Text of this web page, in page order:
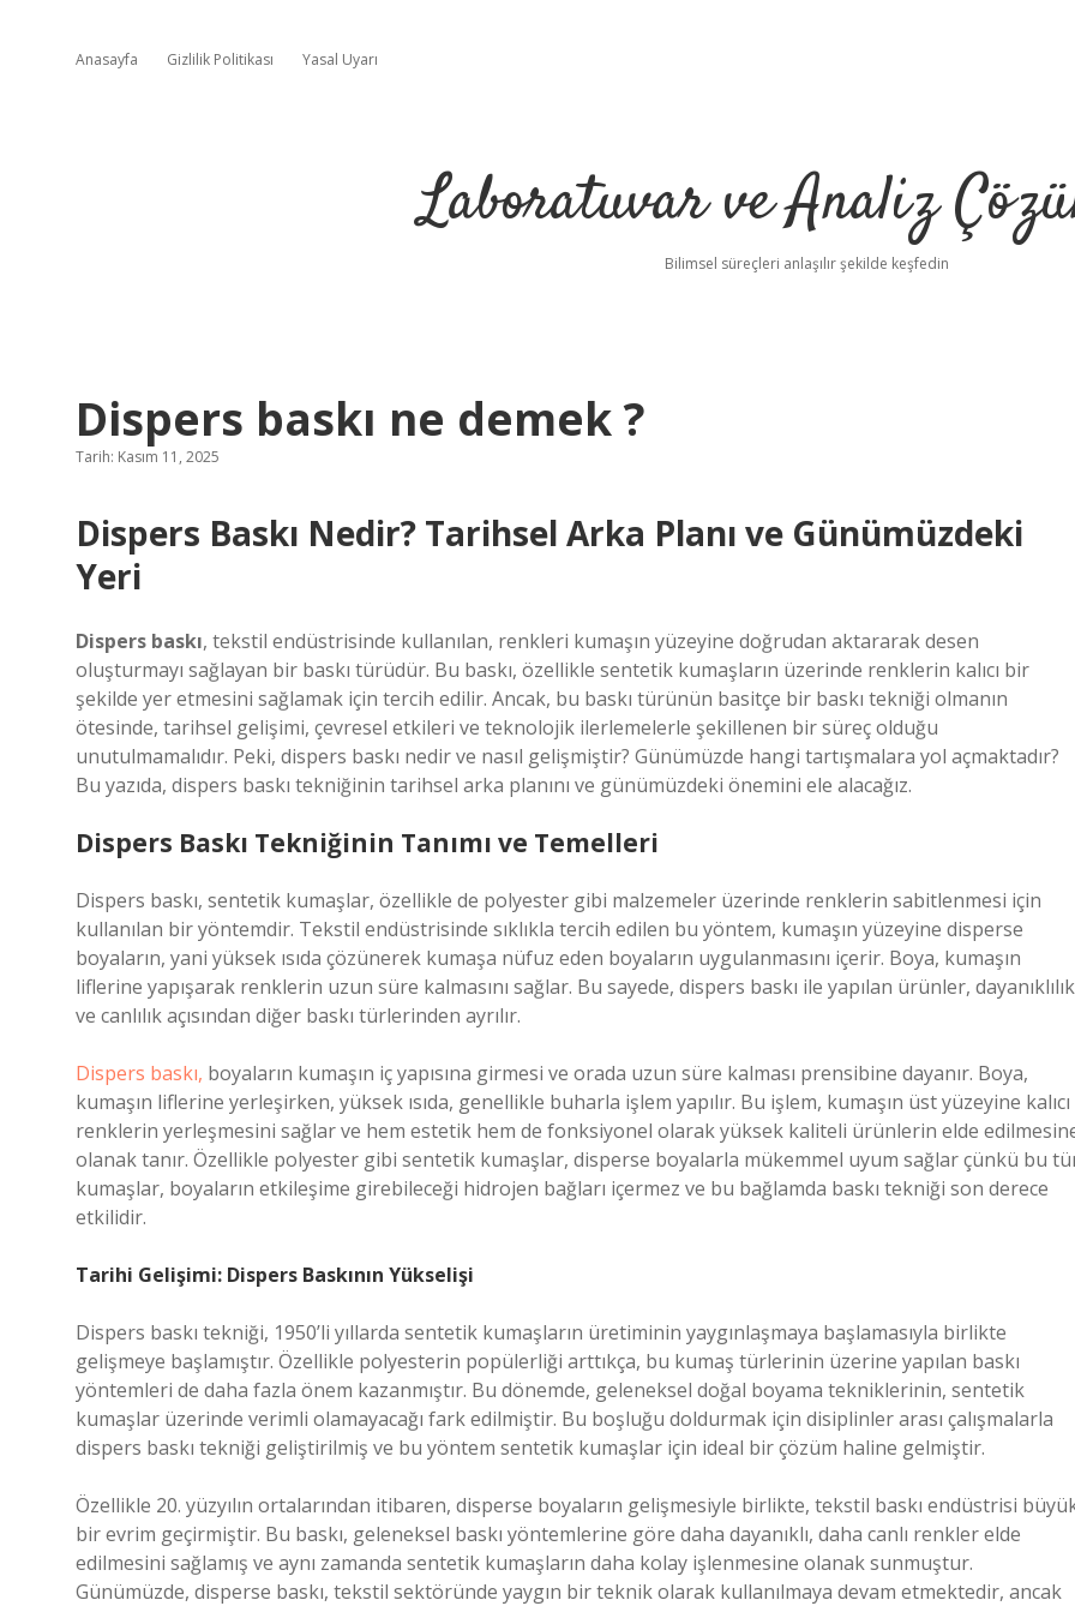
Anasayfa Gizlilik Politikası Yasal Uyarı
Laboratuvar ve Analiz
Bilimsel süreçleri anlaşılır şekilde keşfedin
Dispers baskı ne demek ?
Tarih: Kasım 11, 2025
Dispers Baskı Nedir? Tarihsel Arka Planı ve Günümüzdeki
Yeri
Dispers baskı, tekstil endüstrisinde kullanılan, renkleri kumaşın yüzeyine doğrudan aktararak desen
oluşturmayı sağlayan bir baskı türüdür. Bu baskı, özellikle sentetik kumaşların üzerinde renklerin kalıcı bir
şekilde yer etmesini sağlamak için tercih edilir. Ancak, bu baskı türünün basitçe bir baskı tekniği olmanın
ötesinde, tarihsel gelişimi, çevresel etkileri ve teknolojik ilerlemelerle şekillenen bir süreç olduğu
unutulmamalıdır. Peki, dispers baskı nedir ve nasıl gelişmiştir? Günümüzde hangi tartışmalara yol açmaktadır?
Bu yazıda, dispers baskı tekniğinin tarihsel arka planını ve günümüzdeki önemini ele alacağız.
Dispers Baskı Tekniğinin Tanımı ve Temelleri
Dispers baskı, sentetik kumaşlar, özellikle de polyester gibi malzemeler üzerinde renklerin sabitlenmesi için
kullanılan bir yöntemdir. Tekstil endüstrisinde sıklıkla tercih edilen bu yöntem, kumaşın yüzeyine disperse
boyaların, yani yüksek ısıda çözünerek kumaşa nüfuz eden boyaların uygulanmasını içerir. Boya, kumaşın
liflerine yapışarak renklerin uzun süre kalmasını sağlar. Bu sayede, dispers baskı ile yapılan ürünler, dayanıklılık
ve canlılık açısından diğer baskı türlerinden ayrılır.
Dispers baskı, boyaların kumaşın iç yapısına girmesi ve orada uzun süre kalması prensibine dayanır. Boya,
kumaşın liflerine yerleşirken, yüksek ısıda, genellikle buharla işlem yapılır. Bu işlem, kumaşın üst yüzeyine kalıcı
renklerin yerleşmesini sağlar ve hem estetik hem de fonksiyonel olarak yüksek kaliteli ürünlerin elde
olanak tanır. Özellikle polyester gibi sentetik kumaşlar, disperse boyalarla mükemmel uyum sağlar çünkü bu
kumaşlar, boyaların etkileşime girebileceği hidrojen bağları içermez ve bu bağlamda baskı tekniği son derece
etkilidir.
Tarihi Gelişimi: Dispers Baskının Yükselişi
Dispers baskı tekniği, 1950’li yıllarda sentetik kumaşların üretiminin yaygınlaşmaya başlamasıyla birlikte
gelişmeye başlamıştır. Özellikle polyesterin popülerliği arttıkça, bu kumaş türlerinin üzerine yapılan baskı
yöntemleri de daha fazla önem kazanmıştır. Bu dönemde, geleneksel doğal boyama tekniklerinin, sentetik
kumaşlar üzerinde verimli olamayacağı fark edilmiştir. Bu boşluğu doldurmak için disiplinler arası çalışmalarla
dispers baskı tekniği geliştirilmiş ve bu yöntem sentetik kumaşlar için ideal bir çözüm haline gelmiştir.
Özellikle 20. yüzyılın ortalarından itibaren, disperse boyaların gelişmesiyle birlikte, tekstil baskı endüstrisi
bir evrim geçirmiştir. Bu baskı, geleneksel baskı yöntemlerine göre daha dayanıklı, daha canlı renkler elde
edilmesini sağlamış ve aynı zamanda sentetik kumaşların daha kolay işlenmesine olanak sunmuştur.
Günümüzde, disperse baskı, tekstil sektöründe yaygın bir teknik olarak kullanılmaya devam etmektedir, ancak